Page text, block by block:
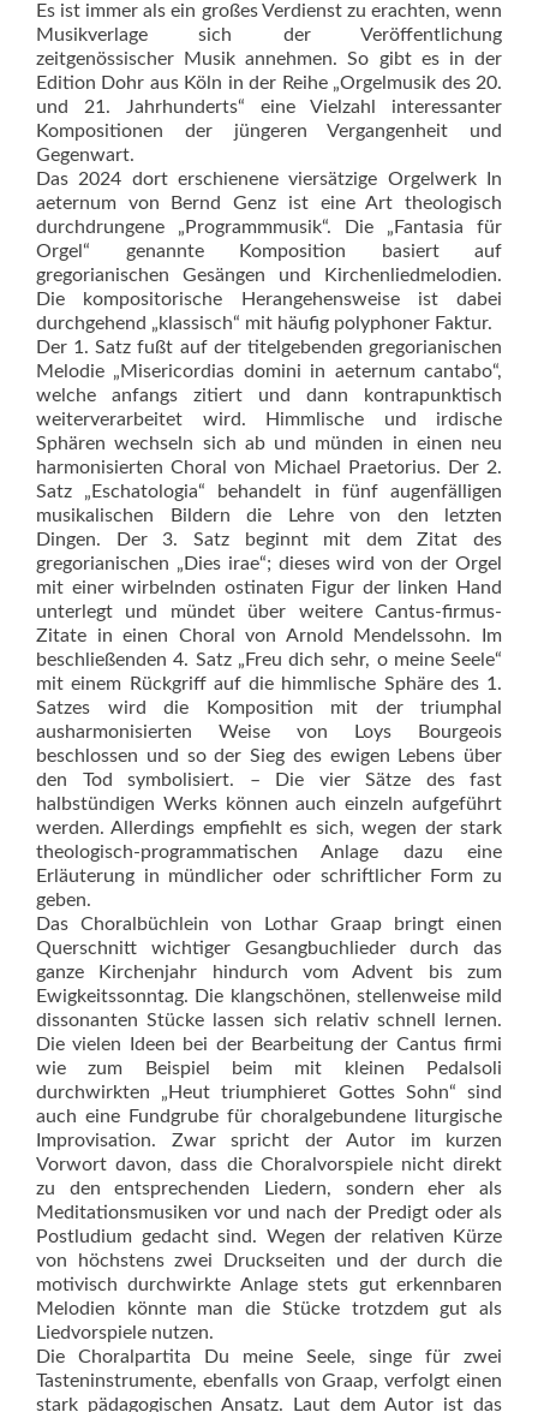
Es ist immer als ein großes Verdienst zu erachten, wenn
Musikverlage sich der Veröffentlichung
zeitgenössischer Musik annehmen. So gibt es in der
Edition Dohr aus Köln in der Reihe „Orgelmusik des 20.
und 21. Jahrhunderts“ eine Vielzahl interessanter
Kompositionen der jüngeren Vergangenheit und
Gegenwart.
Das 2024 dort erschienene viersätzige Orgelwerk In
aeternum von Bernd Genz ist eine Art theologisch
durchdrungene „Programmmusik“. Die „Fantasia für
Orgel“ genannte Komposition basiert auf
gregorianischen Gesängen und Kirchenliedmelodien.
Die kompositorische Herangehensweise ist dabei
durchgehend „klassisch“ mit häufig polyphoner Faktur.
Der 1. Satz fußt auf der titelgebenden gregorianischen
Melodie „Misericordias domini in aeternum cantabo“,
welche anfangs zitiert und dann kontrapunktisch
weiterverarbeitet wird. Himmlische und irdische
Sphären wechseln sich ab und münden in einen neu
harmonisierten Choral von Michael Praetorius. Der 2.
Satz „Eschatologia“ behandelt in fünf augenfälligen
musika­lischen Bildern die Lehre von den letzten
Dingen. Der 3. Satz beginnt mit dem Zitat des
gregorianischen „Dies irae“; dieses wird von der Orgel
mit einer wirbelnden ostinaten Figur der linken Hand
unterlegt und mündet über weitere Cantus-firmus-
Zitate in einen Choral von Arnold Mendelssohn. Im
beschließenden 4. Satz „Freu dich sehr, o meine Seele“
mit einem Rückgriff auf die himmlische Sphäre des 1.
Satzes wird die Komposition mit der triumphal
ausharmonisierten Weise von Loys Bourgeois
beschlossen und so der Sieg des ewigen Lebens über
den Tod symbolisiert. – Die vier Sätze des fast
halbstündigen Werks können auch einzeln aufgeführt
werden. Allerdings empfiehlt es sich, wegen der stark
theologisch-programmatischen Anlage dazu eine
Erläuterung in mündlicher oder schriftlicher Form zu
geben.
Das Choralbüchlein von Lothar Graap bringt einen
Querschnitt wichtiger Gesangbuchlieder durch das
ganze Kirchenjahr hindurch vom Advent bis zum
Ewigkeitssonntag. Die klangschönen, stellenweise mild
dissonanten Stücke lassen sich relativ schnell lernen.
Die vielen Ideen bei der Bearbeitung der Cantus firmi
wie zum Beispiel beim mit kleinen Pedalsoli
durchwirkten „Heut triumphieret Gottes Sohn“ sind
auch eine Fundgrube für choralgebundene liturgische
Improvisation. Zwar spricht der Autor im kurzen
Vorwort davon, dass die Choralvorspiele nicht direkt
zu den entsprechenden Liedern, sondern eher als
Meditationsmusiken vor und nach der Predigt oder als
Postludium gedacht sind. Wegen der relativen Kürze
von höchstens zwei Druckseiten und der durch die
motivisch durchwirkte Anlage stets gut erkennbaren
Melodien könnte man die Stücke trotzdem gut als
Liedvorspiele nutzen.
Die Choralpartita Du meine Seele, singe für zwei
Tasteninstrumente, ebenfalls von Graap, verfolgt einen
stark pädagogischen Ansatz. Laut dem Autor ist das